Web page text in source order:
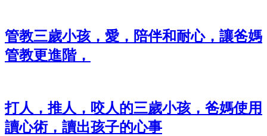
管教三歲小孩，愛，陪伴和耐心，讓爸媽
管教更進階，
打人，推人，咬人的三歲小孩，爸媽使用
讀心術，讀出孩子的心事